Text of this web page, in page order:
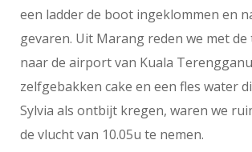
een ladder de boot ingeklommen en
gevaren. Uit Marang reden we met de
naar de airport van Kuala
zelfgebakken cake en een fles water
Sylvia als ontbijt kregen, waren we
de vlucht van 10.05u te nemen.